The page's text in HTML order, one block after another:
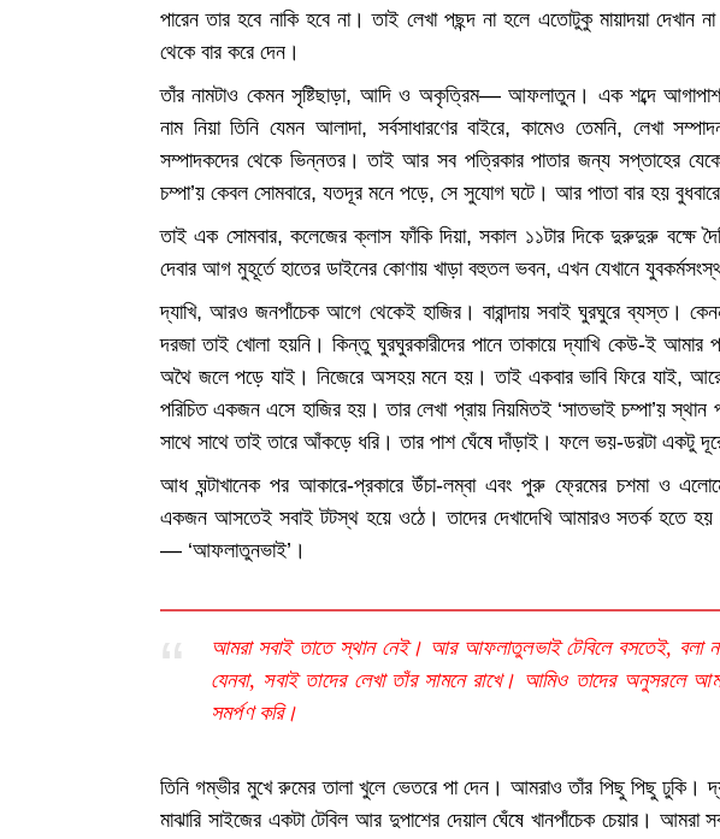
পারেন তার হবে নাকি হবে না। তাই লেখা পছন্দ না হলে এতোটুকু মায়াদয়া
থেকে বার করে দেন।
তাঁর নামটাও কেমন সৃষ্টিছাড়া, আদি ও অকৃত্রিম— আফলাতুন। এক শব্দে
নাম নিয়া তিনি যেমন আলাদা, সর্বসাধারণের বাইরে, কামেও তেমনি, লেখা
সম্পাদকদের থেকে ভিন্নতর। তাই আর সব পত্রিকার পাতার জন্য সপ্তাহের
চম্পা’য় কেবল সোমবারে, যতদূর মনে পড়ে, সে সুযোগ ঘটে। আর পাতা বার হয়
তাই এক সোমবার, কলেজের ক্লাস ফাঁকি দিয়া, সকাল ১১টার দিকে দুরুদুরু বক্ষে
দেবার আগ মুহূর্তে হাতের ডাইনের কোণায় খাড়া বহুতল ভবন, এখন যেখানে
দ্যাখি, আরও জনপাঁচেক আগে থেকেই হাজির। বারান্দায় সবাই ঘুরঘুরে ব্যস্ত।
দরজা তাই খোলা হয়নি। কিন্তু ঘুরঘুরকারীদের পানে তাকায়ে দ্যাখি কেউ-ই
অথৈ জলে পড়ে যাই। নিজেরে অসহয় মনে হয়। তাই একবার ভাবি ফিরে যাই,
পরিচিত একজন এসে হাজির হয়। তার লেখা প্রায় নিয়মিতই ‘সাতভাই চম্পা’য়
সাথে সাথে তাই তারে আঁকড়ে ধরি। তার পাশ ঘেঁষে দাঁড়াই। ফলে ভয়-ডরটা একটু
আধ ঘন্টাখানেক পর আকারে-প্রকারে উঁচা-লম্বা এবং পুরু ফ্রেমের চশমা ও
একজন আসতেই সবাই টটস্থ হয়ে ওঠে। তাদের দেখাদেখি আমারও সতর্ক হতে
— ‘আফলাতুনভাই’।
আমরা সবাই তাতে স্থান নেই। আর আফলাতুলভাই টেবিলে বসতেই, বলা
যেনবা, সবাই তাদের লেখা তাঁর সামনে রাখে। আমিও তাদের অনুসরলে
সমর্পণ করি।
তিনি গম্ভীর মুখে রুমের তালা খুলে ভেতরে পা দেন। আমরাও তাঁর পিছু পিছু ঢুকি।
মাঝারি সাইজের একটা টেবিল আর দুপাশের দেয়াল ঘেঁষে খানপাঁচেক চেয়ার।